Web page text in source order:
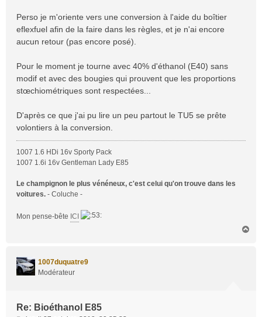
Perso je m'oriente vers une conversion à l'aide du boîtier
eflexfuel afin de la faire dans les règles, et je n'ai encore
aucun retour (pas encore posé).
Pour le moment je tourne avec 40% d'éthanol (E40) sans
modif et avec des bougies qui prouvent que les proportions
stœchiométriques sont respectées...
D'après ce que j'ai pu lire un peu partout le TU5 se prête
volontiers à la conversion.
1007 1.6 HDi 16v Sporty Pack
1007 1.6i 16v Gentleman Lady E85
Le champignon le plus vénéneux, c'est celui qu'on trouve dans les
voitures. - Coluche -
Mon pense-bête ICI
1007duquatre9
Modérateur
Re: Bioéthanol E85